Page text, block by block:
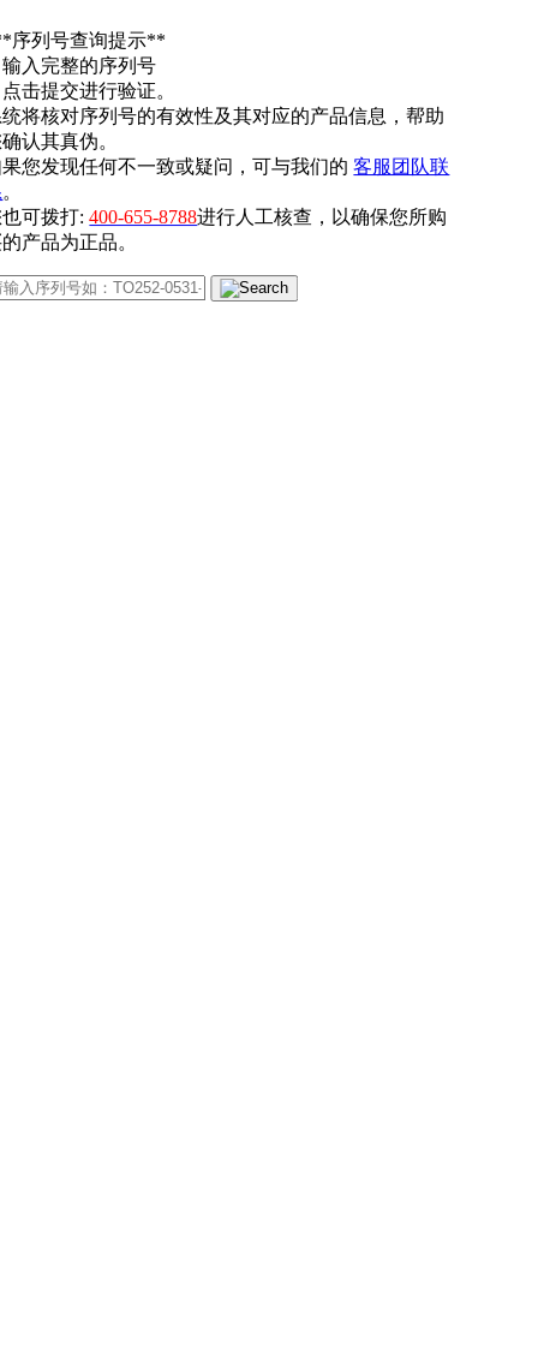
序列号查询提示**
输入完整的序列号
点击提交进行验证。
将核对序列号的有效性及其对应的产品信息，帮助
认其真伪。
您发现任何不一致或疑问，可与我们的客服团队联
。
也可拨打:400-655-8788进行人工核查，以确保您所购
产品为正品。